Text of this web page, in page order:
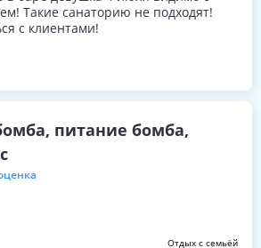
для детей 4-12 лет;
колясок.
навесы, раздевалки, туалет.
Такие санаторию не подходят!
с клиентами!
питание бомба,
Отдых с семьёй